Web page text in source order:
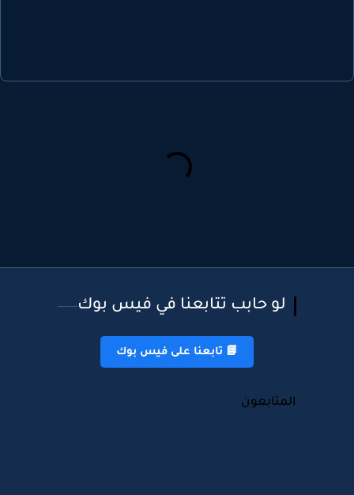
لو حابب تتابعنا في فيس بوك
📘 تابعنا على فيس بوك
المتابعون